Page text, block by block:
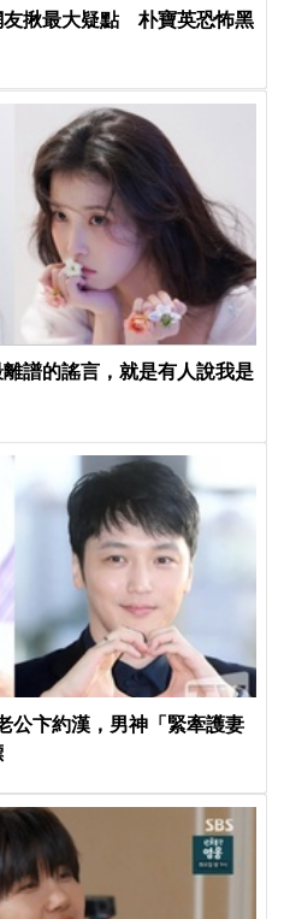
友揪最大疑點 朴寶英恐怖黑
譜的謠言，就是有人說我是
卞約漢，男神「緊牽護妻